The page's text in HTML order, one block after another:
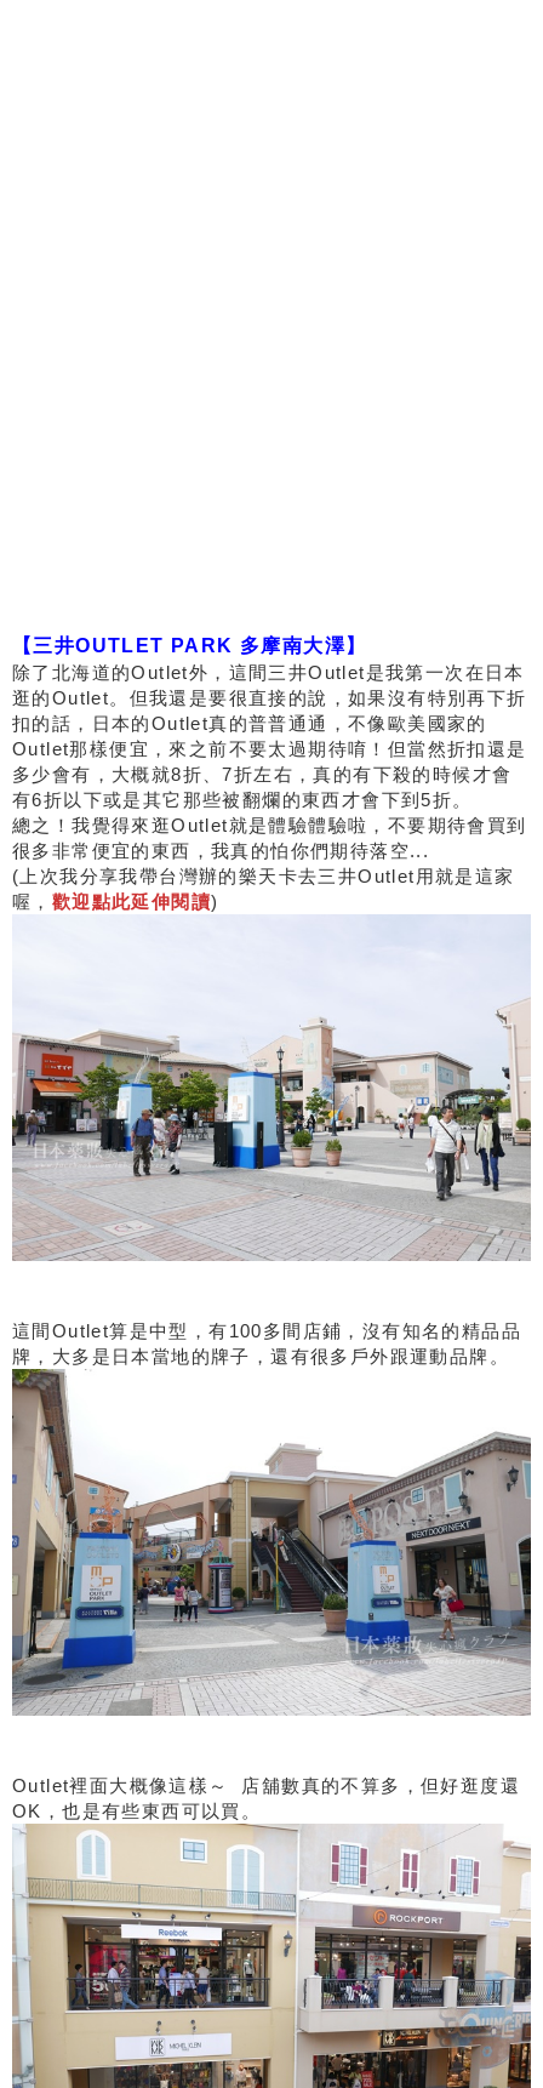
【三井OUTLET PARK 多摩南大澤】
除了北海道的Outlet外，這間三井Outlet是我第一次在日本
逛的Outlet。但我還是要很直接的說，如果沒有特別再下折
扣的話，日本的Outlet真的普普通通，不像歐美國家的
Outlet那樣便宜，來之前不要太過期待唷！但當然折扣還是
多少會有，大概就8折、7折左右，真的有下殺的時候才會
有6折以下或是其它那些被翻爛的東西才會下到5折。
總之！我覺得來逛Outlet就是體驗體驗啦，不要期待會買到
很多非常便宜的東西，我真的怕你們期待落空...
(上次我分享我帶台灣辦的樂天卡去三井Outlet用就是這家
喔， 歡迎點此延伸閱讀)
這間Outlet算是中型，有100多間店鋪，沒有知名的精品品
牌，大多是日本當地的牌子，還有很多戶外跟運動品牌。
Outlet裡面大概像這樣～ 店舖數真的不算多，但好逛度還
OK，也是有些東西可以買。